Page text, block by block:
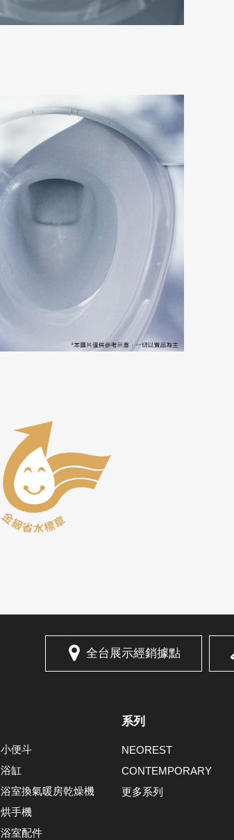
全台展示經銷據點
小便斗
浴缸
浴室換氣暖房乾燥機
烘手機
浴室配件
系列
NEOREST
CONTEMPORARY
更多系列